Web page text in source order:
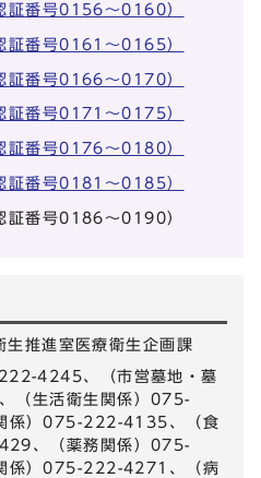
証番号0156～0160）
証番号0161～0165）
証番号0166～0170）
証番号0171～0175）
証番号0176～0180）
証番号0181～0185）
証番号0186～0190）
生推進室医療衛生企画課
4245、（市営墓地・墓
（生活衛生関係）075-
係）075-222-4135、（食
、（薬務関係）075-
係）075-222-4271、（病